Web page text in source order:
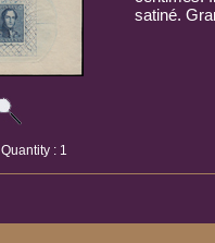
satiné.
Quantity : 1